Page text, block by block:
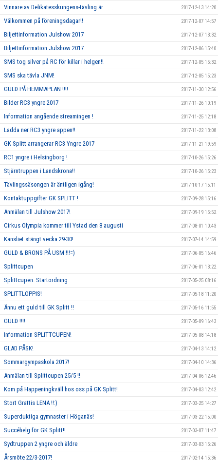
Vinnare av Delikatesskungens-tävling är ...... 2017-12-13 14:20
Välkommen på föreningsdagar!! 2017-12-07 14:57
Biljettinformation Julshow 2017 2017-12-07 13:32
Biljettinformation Julshow 2017 2017-12-06 15:40
SMS tog silver på RC för killar i helgen!! 2017-12-05 15:32
SMS ska tävla JNM! 2017-12-05 15:23
GULD PÅ HEMMAPLAN !!!! 2017-11-30 12:56
Bilder RC3 yngre 2017 2017-11-26 10:19
Information angående streamingen ! 2017-11-25 12:18
Ladda ner RC3 yngre appen!! 2017-11-22 13:08
GK Splitt arrangerar RC3 Yngre 2017 2017-11-21 19:59
RC1 yngre i Helsingborg ! 2017-10-26 15:26
Stjärntruppen i Landskrona!! 2017-10-26 15:23
Tävlingssäsongen är äntligen igång! 2017-10-17 15:11
Kontaktuppgifter GK SPLITT ! 2017-09-28 15:16
Anmälan till Julshow 2017! 2017-09-19 15:52
Cirkus Olympia kommer till Ystad den 8 augusti 2017-08-01 10:43
Kansliet stängt vecka 29-30! 2017-07-14 14:59
GULD & BRONS PÅ USM !!!=) 2017-06-05 16:46
Splittcupen 2017-06-01 13:22
Splittcupen: Startordning 2017-05-25 08:16
SPLITTLOPPIS! 2017-05-18 11:20
Ännu ett guld till GK Splitt !! 2017-05-16 11:55
GULD !!!! 2017-05-09 16:43
Information SPLITTCUPEN! 2017-05-08 14:18
GLAD PÅSK! 2017-04-13 14:12
Sommargympaskola 2017! 2017-04-10 14:36
Anmälan till Splittcupen 25/5 !! 2017-04-06 12:46
Kom på Happeningkväll hos oss på GK Splitt! 2017-04-03 12:42
Stort Grattis LENA !!:) 2017-03-25 14:27
Superduktiga gymnaster i Höganäs! 2017-03-22 15:00
Succéhelg för GK Splitt!! 2017-03-07 11:47
Sydtruppen 2 yngre och äldre 2017-03-03 15:26
Årsmöte 22/3-2017! 2017-02-14 15:36